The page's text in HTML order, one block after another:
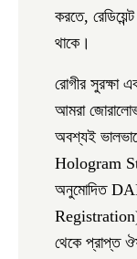
করতে,
থাকে।
রোগীর সুরক্ষা
আমরা
অবশ্যই
Hologram
অনুমোদিত
R
থেকে প্রাপ্ত